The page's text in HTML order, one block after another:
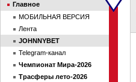
Главное
МОБИЛЬНАЯ ВЕРСИЯ
Лента
JOHNNYBET
Telegram-канал
Чемпионат Мира-2026
Трасферы лето-2026